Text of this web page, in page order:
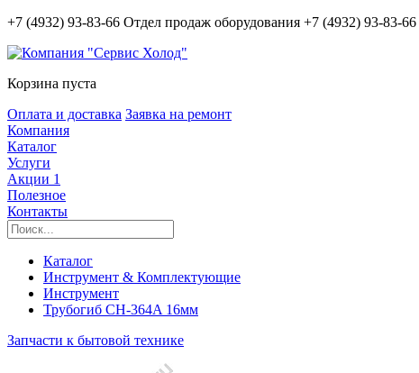
+7 (4932) 93-83-66 Отдел продаж оборудования +7 (4932) 93-83-66
Корзина пуста
Оплата и доставка Заявка на ремонт
Компания
Каталог
Услуги
Акции 1
Полезное
Контакты
Каталог
Инструмент & Комплектующие
Инструмент
Трубогиб СН-364A 16мм
Запчасти к бытовой технике